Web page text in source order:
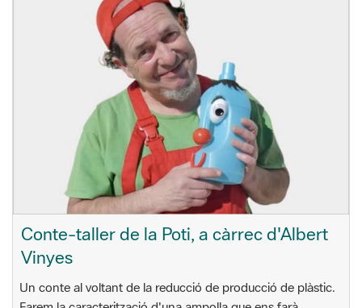
Conte-taller de la Poti, a càrrec d'Albert
Vinyes
Un conte al voltant de la reducció de producció de plàstic.